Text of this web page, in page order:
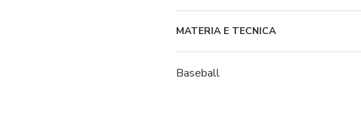
MATERIA E TECNICA
Baseball